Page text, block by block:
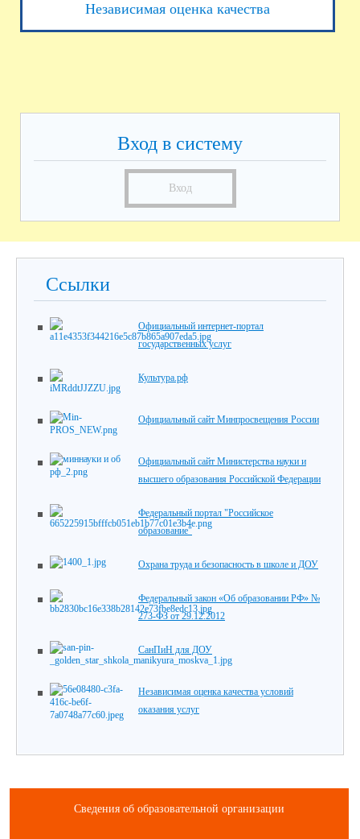
Независимая оценка качества
Вход в систему
Вход
Ссылки
Официальный интернет-портал
государственных услуг
Культура.рф
Официальный сайт Минпросвещения России
Официальный сайт Министерства науки и
высшего образования Российской Федерации
Федеральный портал "Российское
образование"
Охрана труда и безопасность в школе и ДОУ
Федеральный закон «Об образовании РФ» №
273-ФЗ от 29.12.2012
СанПиН для ДОУ
Независимая оценка качества условий
оказания услуг
Сведения об образовательной организации